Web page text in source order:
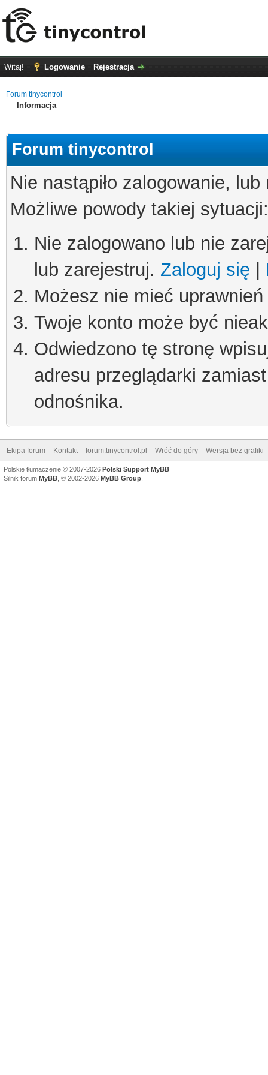
Witaj! Logowanie Rejestracja
Forum tinycontrol
Informacja
Forum tinycontrol
Nie nastąpiło zalogowanie,
Możliwe powody takiej sytuacji:
Nie zalogowano lub nie
lub zarejestruj. Zaloguj się
Możesz nie mieć
Twoje konto może być
Odwiedzono tę stronę
adresu przeglądarki
odnośnika.
Ekipa forum Kontakt forum.tinycontrol.pl Wróć do góry Wersja bez grafiki
Polskie tłumaczenie © 2007-2026 Polski Support MyBB
Silnik forum MyBB , © 2002-2026 MyBB Group